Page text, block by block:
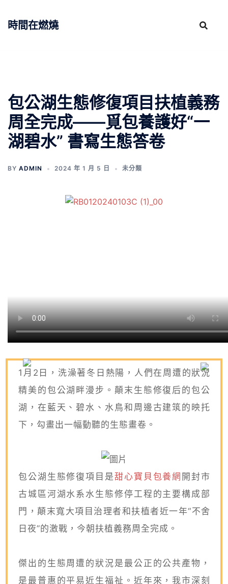
時間在燃燒
包公湖生態修復項目扶植義務
周全完成——覓包養護好“一
湖碧水” 書寫生態答卷
BY ADMIN 2024 年 1 月 5 日 未分類
1月2日，洗澡著冬日熱陽，人們在周遭的狀況
精美的包公湖畔漫步。顛末生態修復后的包公
湖，在藍天、碧水、水鳥和周邊古建筑的映托
下，勾畫出一幅動聽的生態畫卷。
包公湖生態修復項目是甜心寶貝包養網 開封市
古城區河湖水系水生態修停工程的主要構成部
門，顛末寬大項目治理者和扶植者近一年“不舍
日夜”的激戰，今朝扶植義務周全完成。
傑出的生態周遭的狀況是最公正的公共產物，
是最普惠的平易近生福祉。近年來，我市深刻